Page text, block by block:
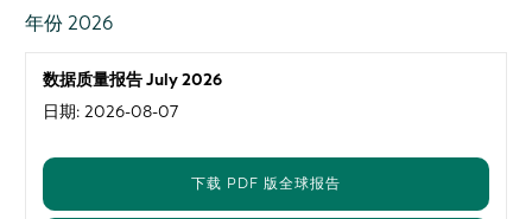
2022
2018
2017
三月
五月
七月
八月
年份 2026
数据质量报告 July 2026
日期: 2026-08-07
下载 PDF 版全球报告